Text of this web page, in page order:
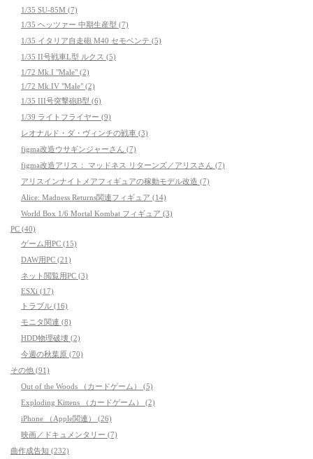
1/35 SU-85M (7)
1/35 ヘッツァー 中期生産型 (7)
1/35 イタリア自走砲 M40 セモベンテ (5)
1/35 II号戦車L型 ルクス (5)
1/72 Mk.I "Male" (2)
1/72 Mk.IV "Male" (2)
1/35 III号突撃砲B型 (6)
1/39 ライトフライヤー (9)
レオナルド・ダ・ヴィンチの戦車 (3)
figma改造ウサギンジャーさん (7)
figma改造アリス： マッドネス リターンズ／アリスさん (7)
アリスインナイトメアフィギュアの稼動モデル改造 (7)
Alice: Madness Returns関連フィギュア (14)
World Box 1/6 Mortal Kombat フィギュア (3)
PC (40)
ゲーム用PC (15)
DAW用PC (21)
ネット閲覧用PC (3)
ESXi (17)
トラブル (16)
モニタ関連 (8)
HDD物理破壊 (2)
今週の秋葉原 (70)
その他 (91)
Out of the Woods （カードゲーム） (5)
Exploding Kittens （カードゲーム） (2)
iPhone （Apple関連） (26)
映画／ドキュメンタリー (7)
曲作成告知 (232)